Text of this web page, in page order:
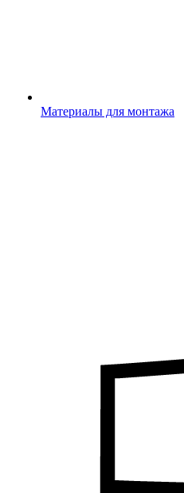
Материалы для монтажа